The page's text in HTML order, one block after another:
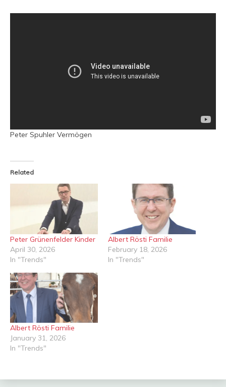
Peter Spuhler Vermögen
Related
Peter Grünenfelder Kinder
April 30, 2026
In "Trends"
Albert Rösti Familie
February 18, 2026
In "Trends"
Albert Rösti Familie
January 31, 2026
In "Trends"